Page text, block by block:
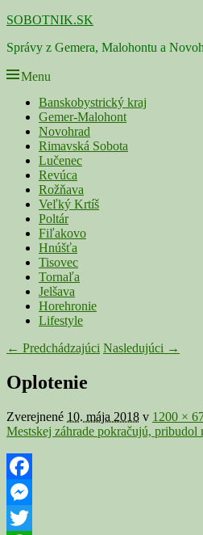
Skip
content
SOBOTNIK.SK
Správy z Gemera, Malohontu a
Menu
Primárne
menu
Banskobystrický kraj
Gemer-Malohont
Novohrad
Rimavská Sobota
Lučenec
Revúca
Rožňava
Veľký Krtíš
Poltár
Fiľakovo
Hnúšťa
Tisovec
Tornaľa
Jelšava
Horehronie
Lifestyle
Navigácia
galérii
← Predchádzajúci Nasledujúci →
Oplotenie
Zverejnené 10. mája 2018 v 1200 ×
Mestskej záhrade pokračujú,
Facebook
Messenger